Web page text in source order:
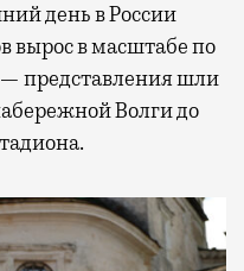
день в России
вырос в масштабе по
представления шли
Волги до